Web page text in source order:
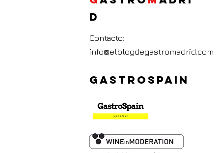
D
Contacto:
info@elblogdegastromadrid.com
GASTROSPAIN